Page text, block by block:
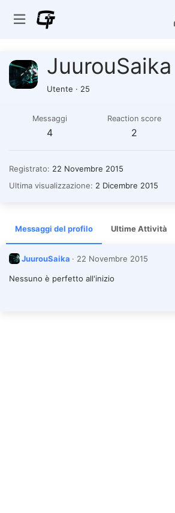
JuurouSaika
Utente · 25
Messaggi
4
Reaction score
2
Registrato
22 Novembre 2015
Ultima visualizzazione
2 Dicembre 2015
Messaggi del profilo Ultime Attività
JuurouSaika 22 Novembre 2015
Nessuno è perfetto all'inizio